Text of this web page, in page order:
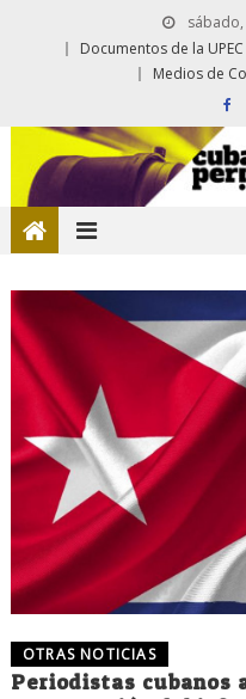
Documentos de la UPEC
Medios de
OTRAS NOTICIAS
Periodistas cubanos